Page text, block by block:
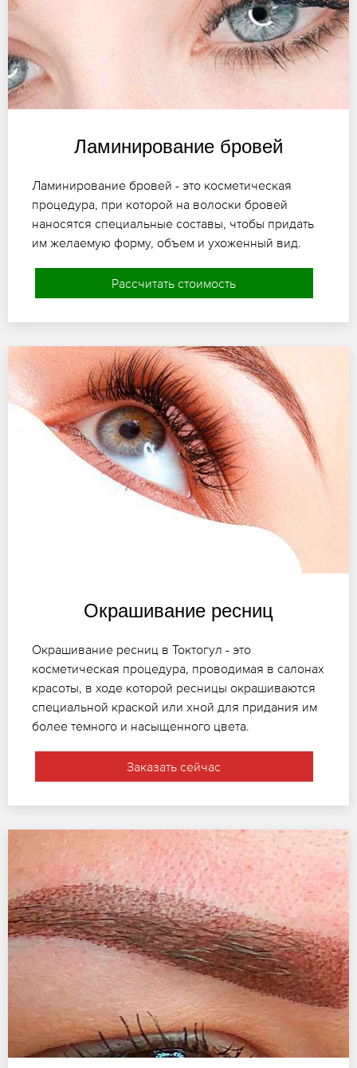
Ламинирование бровей
Ламинирование бровей - это косметическая
процедура, при которой на волоски бровей
наносятся специальные составы, чтобы придать
им желаемую форму, объем и ухоженный вид.
Рассчитать стоимость
Окрашивание ресниц
Окрашивание ресниц в Токтогул - это
косметическая процедура, проводимая в салонах
красоты, в ходе которой ресницы окрашиваются
специальной краской или хной для придания им
более темного и насыщенного цвета.
Заказать сейчас